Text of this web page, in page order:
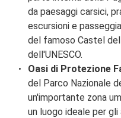
da paesaggi carsici,
escursioni e
del famoso Castel
dell'UNESCO.
Oasi di Protezione
del Parco Nazionale
un'importante zona
un luogo ideale per